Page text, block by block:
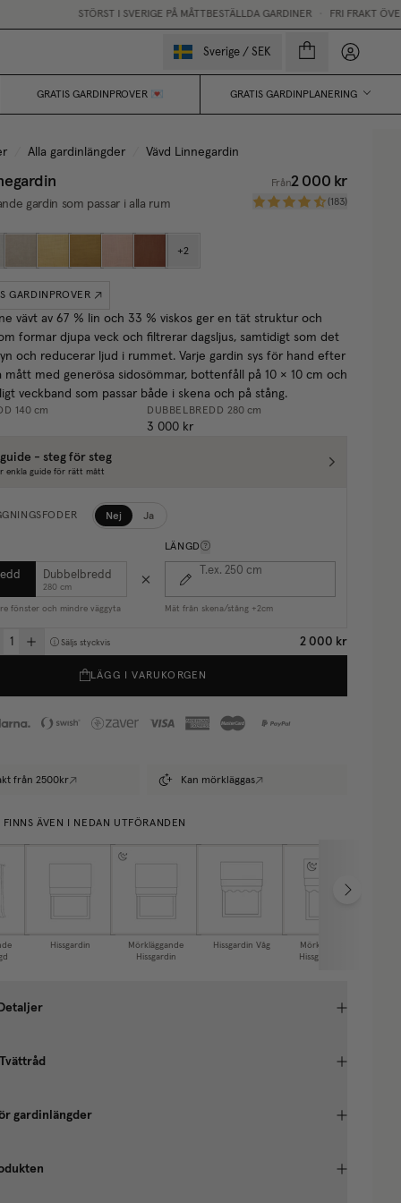
STÖRST I SVERIGE PÅ MÅTTBESTÄLLDA GARDINER • FRI FRAKT ÖVER
Sverige / SEK Mina
GRATIS GARDINPROVER 💌 GRATIS GARDINPLANERING
Alla gardinlängder Vävd Linnegardin
gardin som passar i alla rum
Från2 000 kr
(183)
+2
GARDINPROVER
vävt av 67 % lin och 33 % viskos ger en tät struktur och
formar djupa veck och filtrerar dagsljus, samtidigt som det
och reducerar ljud i rummet. Varje gardin sys för hand efter
mått med generösa sidosömmar, bottenfåll på 10 × 10 cm och
veckband som passar både i skena och på stång.
140 cm DUBBELBREDD 280 cm
3 000 kr
- steg för steg
enkla guide för rätt mått
Nej Ja
Dubbelbredd
280 cm
fönster och mindre väggyta
LÄNGD
T.ex. 250 cm
Mät från skena/stång +2cm
Säljs styckvis 2 000 kr
LÄGG I VARUKORGEN
från 2500kr Kan mörkläggas
FINNS ÄVEN I NEDAN UTFÖRANDEN
Hissgardin
Mörkläggande
Hissgardin
Hissgardin Våg
Mörkläggande
Hissgardin Våg
gardinlängder